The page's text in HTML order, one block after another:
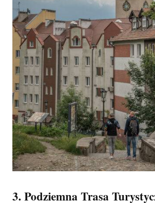
3. Podziemna Trasa